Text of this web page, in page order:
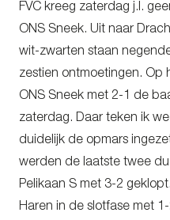
FVC kreeg zaterdag j.l.
ONS Sneek. Uit naar
wit-zwarten staan
zestien ontmoetingen. Op
ONS Sneek met 2-1 de
zaterdag. Daar teken ik
duidelijk de opmars
werden de laatste twee
Pelikaan S met 3-2
Haren in de slotfase met